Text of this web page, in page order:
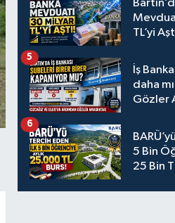
TL’yi
İş
daha
Gözler
5
5 Bin
25 Bin
6